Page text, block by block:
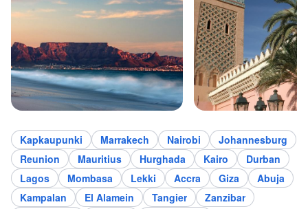
Kapkaupunki Marrakech Nairobi
Johannesburg
Reunion
Mauritius Hurghada Kairo
Durban
Lagos
Mombasa Lekki Accra Giza
Abuja
Kampalan
El Alamein Tangier
Zanzibar